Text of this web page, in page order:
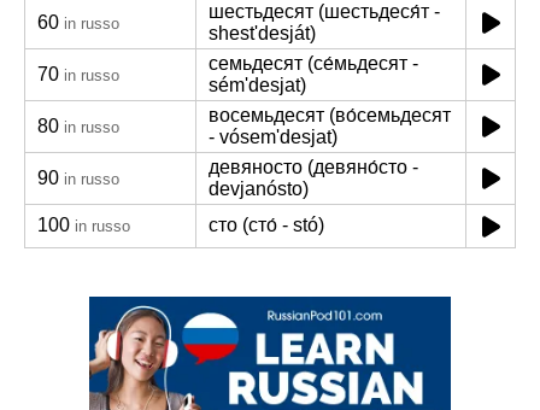
60 in russo
шестьдесят (шестьдеся́т -
shest'desját)
70 in russo
семьдесят (се́мьдесят -
sém'desjat)
80 in russo
восемьдесят (во́семьдесят
- vósem'desjat)
90 in russo
девяносто (девяно́сто -
devjanósto)
100 in russo сто (сто́ - stó)